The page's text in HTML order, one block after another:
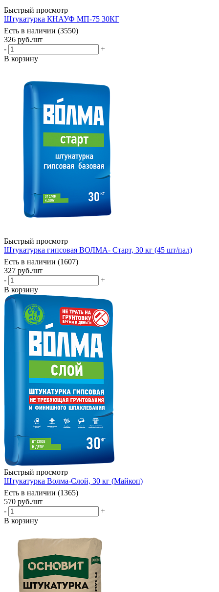
Быстрый просмотр
Штукатурка КНАУФ МП-75 30КГ
Есть в наличии (3550)
326 руб./шт
-
+
В корзину
Быстрый просмотр
Штукатурка гипсовая ВОЛМА- Старт, 30 кг (45 шт/пал)
Есть в наличии (1607)
327 руб./шт
-
+
В корзину
Быстрый просмотр
Штукатурка Волма-Слой, 30 кг (Майкоп)
Есть в наличии (1365)
570 руб./шт
-
+
В корзину